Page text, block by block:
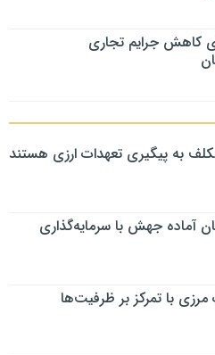
کاهش جرایم تجاری
به پیگیری تعهدات ارزی هستند
آماده جهش با سرمایه‌گذاری
با تمرکز بر ظرفیت‌ها